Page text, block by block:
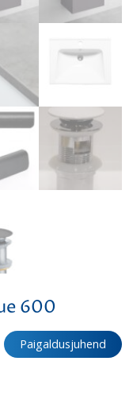
600
Paigaldusjuhend